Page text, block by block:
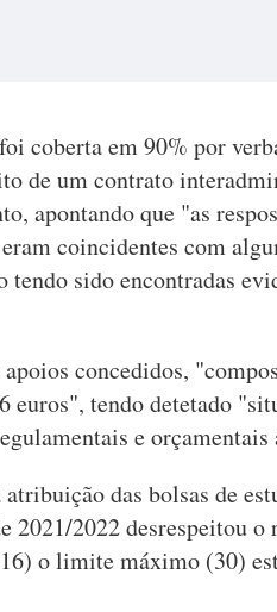
coberta em 90% por
de um contrato
apontando que "as
coincidentes com
sido encontradas
concedidos,
euros", tendo detetado
e
das bolsas de
2021/2022 desrespeitou o
o limite máximo (30)